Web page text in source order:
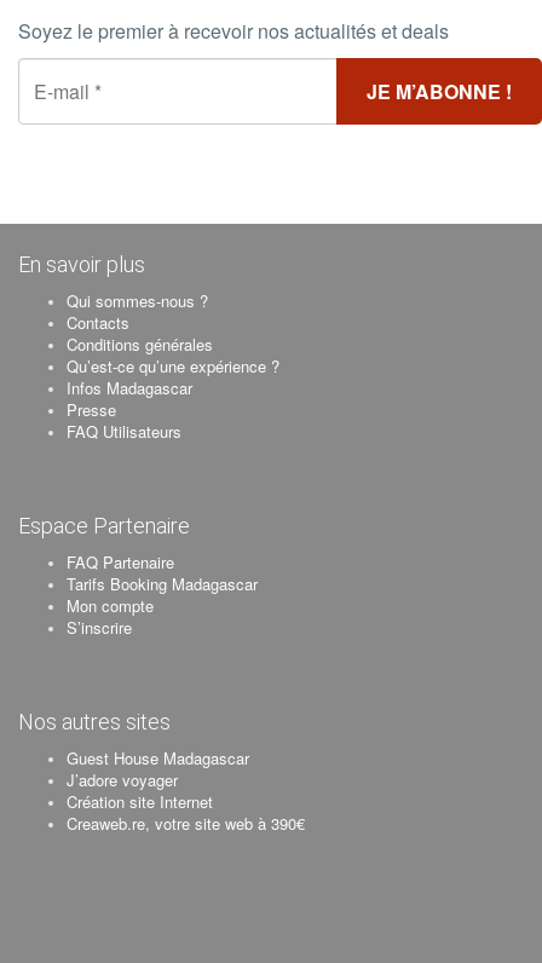
Soyez le premier à recevoir nos actualités et deals
En savoir plus
Qui sommes-nous ?
Contacts
Conditions générales
Qu’est-ce qu’une expérience ?
Infos Madagascar
Presse
FAQ Utilisateurs
Espace Partenaire
FAQ Partenaire
Tarifs Booking Madagascar
Mon compte
S’inscrire
Nos autres sites
Guest House Madagascar
J’adore voyager
Création site Internet
Creaweb.re, votre site web à 390€